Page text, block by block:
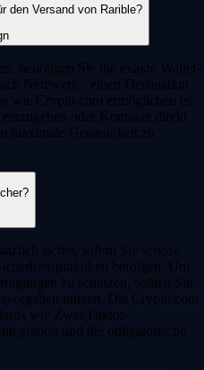
den Versand von Rarible?
benötigen Sie die exakte Wallet-
Netzwerk - einen Destination
wie Crypto.com ermöglichen es
oder Kontakte direkt
maximale Genauigkeit zu
sicher, sofern Sie seriöse
befolgen. Um
zu schützen, sollten Sie
nutzen. Die Crypto.com
wie Zwei-Faktor-
und die obligatorische